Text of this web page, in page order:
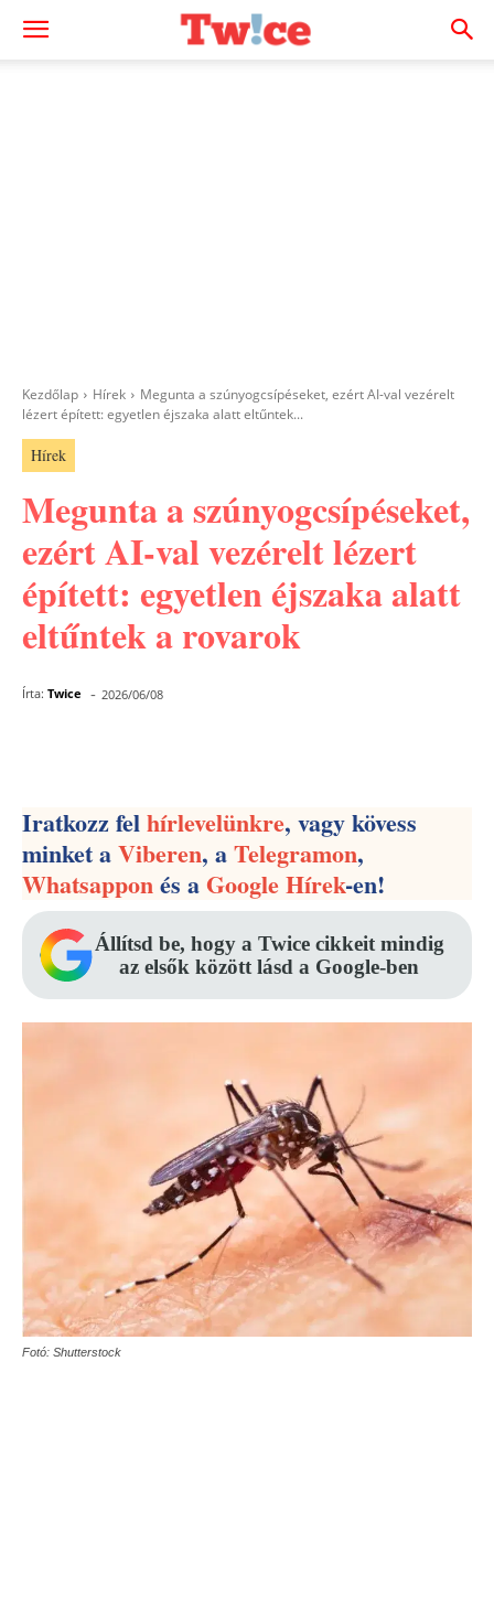
Kezdőlap Hírek
Megunta a szúnyogcsípéseket, ezért AI-val vezérelt
lézert épített: egyetlen éjszaka alatt eltűntek...
Hírek
Megunta a szúnyogcsípéseket,
ezért AI-val vezérelt lézert
épített: egyetlen éjszaka alatt
eltűntek a rovarok
Írta: Twice - 2026/06/08
Iratkozz felhírlevelünkre, vagy kövess
minket aViberen, aTelegramon,
Whatsapponés aGoogle Hírek-en!
Állítsd be, hogy a Twice cikkeit mindig
az elsők között lásd a Google-ben
Fotó: Shutterstock